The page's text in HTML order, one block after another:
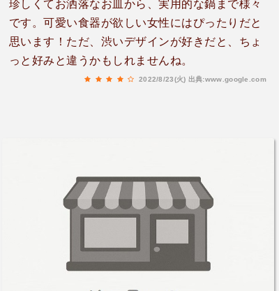
珍しくてお洒落なお皿から、実用的な鍋まで様々
です。可愛い食器が欲しい女性にはぴったりだと
思います！ただ、渋いデザインが好きだと、ちょ
っと好みと違うかもしれませんね。
2022/8/23(火) 出典:www.google.com